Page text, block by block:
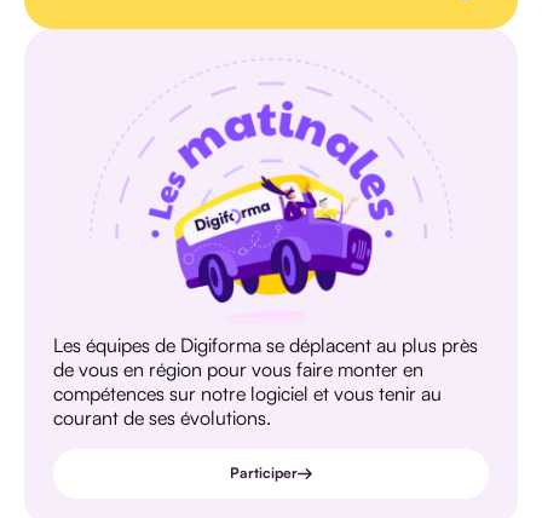
Les équipes de Digiforma se déplacent au plus près
de vous en région pour vous faire monter en
compétences sur notre logiciel et vous tenir au
courant de ses évolutions.
Participer